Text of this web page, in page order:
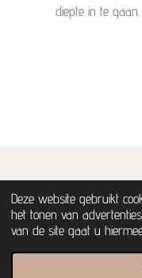
Deze website gebruikt
het tonen van
van de site gaat u
diepte in te gaan.
© Gaia's circle | 2026